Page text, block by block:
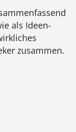
als Ideen-
zusammen.